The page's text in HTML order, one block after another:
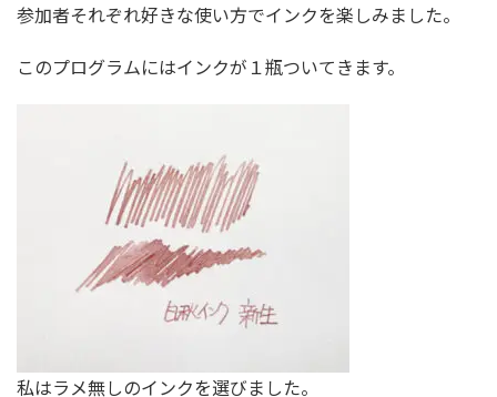
参加者それぞれ好きな使い方でインクを楽しみました。
このプログラムにはインクが１瓶ついてきます。
私はラメ無しのインクを選びました。